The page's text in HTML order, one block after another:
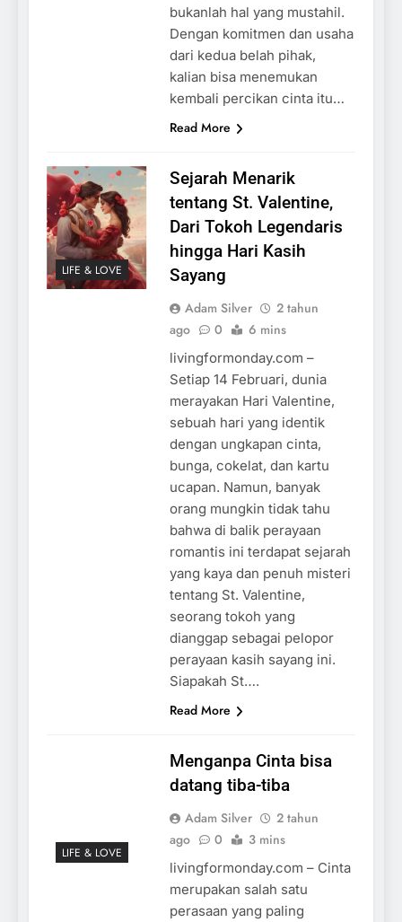
bukanlah hal yang mustahil.
Dengan komitmen dan usaha
dari kedua belah pihak,
kalian bisa menemukan
kembali percikan cinta itu…
Read More
LIFE & LOVE
Sejarah Menarik
tentang St. Valentine,
Dari Tokoh Legendaris
hingga Hari Kasih
Sayang
Adam Silver
2 tahun
ago
0 6 mins
livingformonday.com –
Setiap 14 Februari, dunia
merayakan Hari Valentine,
sebuah hari yang identik
dengan ungkapan cinta,
bunga, cokelat, dan kartu
ucapan. Namun, banyak
orang mungkin tidak tahu
bahwa di balik perayaan
romantis ini terdapat sejarah
yang kaya dan penuh misteri
tentang St. Valentine,
seorang tokoh yang
dianggap sebagai pelopor
perayaan kasih sayang ini.
Siapakah St….
Read More
LIFE & LOVE
Menganpa Cinta bisa
datang tiba-tiba
Adam Silver
2 tahun
ago
0 3 mins
livingformonday.com – Cinta
merupakan salah satu
perasaan yang paling